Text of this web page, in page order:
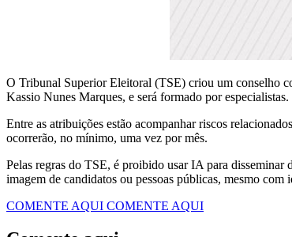
O Tribunal Superior Eleitoral (TSE) criou um conselho
Kassio Nunes Marques, e será formado por especialistas.
Entre as atribuições estão acompanhar riscos
ocorrerão, no mínimo, uma vez por mês.
Pelas regras do TSE, é proibido usar IA para disseminar
imagem de candidatos ou pessoas públicas, mesmo
COMENTE AQUI COMENTE AQUI